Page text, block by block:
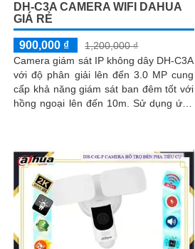
DH-C3A CAMERA WIFI DAHUA
GIÁ RẺ
900,000 ₫
1,200,000 ₫
Camera giám sát IP không dây DH-C3A
với độ phân giải lên đến 3.0 MP cung
cấp khả năng giám sát ban đêm tốt với
hồng ngoại lên đến 10m. Sử dụng ứng